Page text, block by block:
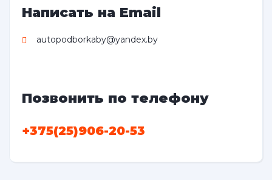
Написать на Email
autopodborkaby@yandex.by
Позвонить по телефону
+375(25)906-20-53